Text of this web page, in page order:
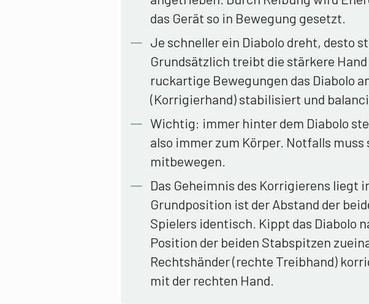
das Gerät so in Bewegung gesetzt.
Je schneller ein Diabolo dreht, desto
Grundsätzlich treibt die stärkere
ruckartige Bewegungen das Diabolo
(Korrigierhand) stabilisiert und
Wichtig: immer hinter dem Diabolo
also immer zum Körper. Notfalls
mitbewegen.
Das Geheimnis des Korrigierens liegt
Grundposition ist der Abstand der
Spielers identisch. Kippt das Diabolo
Position der beiden Stabspitzen
Rechtshänder (rechte Treibhand)
mit der rechten Hand.